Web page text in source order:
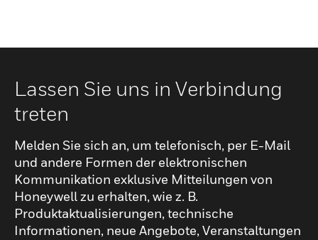
Lassen Sie uns in Verbindung
treten
Melden Sie sich an, um telefonisch, per E-Mail
und andere Formen der elektronischen
Kommunikation exklusive Mitteilungen von
Honeywell zu erhalten, wie z. B.
Produktaktualisierungen, technische
Informationen, neue Angebote, Veranstaltungen